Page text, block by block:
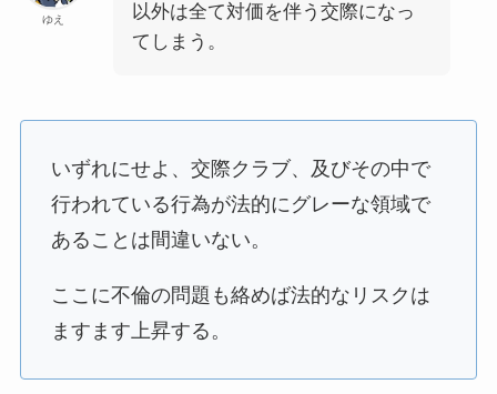
ゆえ
以外は全て対価を伴う交際になっ
てしまう。
いずれにせよ、交際クラブ、及びその中で
行われている行為が法的にグレーな領域で
あることは間違いない。
ここに不倫の問題も絡めば法的なリスクは
ますます上昇する。